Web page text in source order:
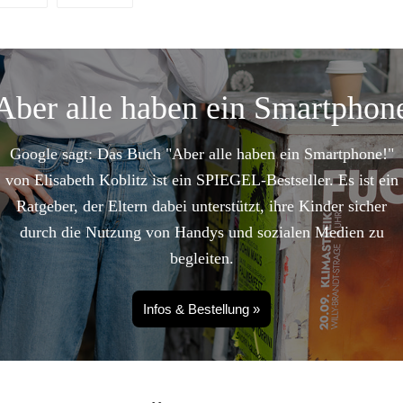
alle haben ein
Google sagt: Das Buch "Aber alle haben ein Smartphone!"
von Elisabeth Koblitz ist ein SPIEGEL-Bestseller. Es ist ein
Ratgeber, der Eltern dabei unterstützt, ihre Kinder sicher
durch die Nutzung von Handys und sozialen Medien zu
begleiten.
Infos & Bestellung »